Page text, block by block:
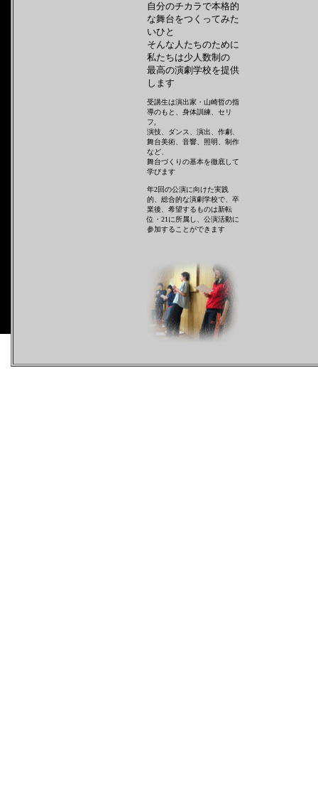
自分のチカラで本格的
な舞台をつくってみた
いひと
そんな人たちのために
私たちは少人数制の
最高の演劇学校を提供
します
受講生は演出家・山崎哲の指
導のもと、身体訓練、セリ
フ,
演技、ダンス、演出、作劇、
舞台美術、音響、照明、制作
など、
舞台づくりの基本を徹底して
学びます
年2回の公演に向けた実践
的、総合的な演劇学校で、卒
業後、希望するものは新転
位・21に所属し、公演活動に
参加することができます